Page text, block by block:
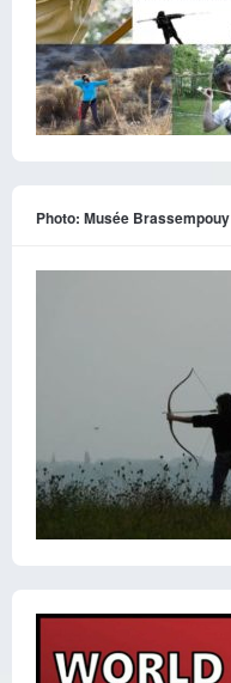
Photo: Musée Brassempouy